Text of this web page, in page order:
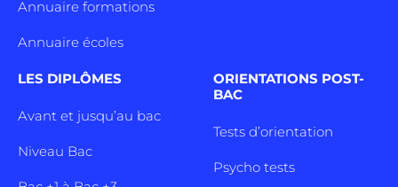
Annuaire formations
Annuaire écoles
LES DIPLÔMES
Avant et jusqu’au bac
Niveau Bac
ORIENTATIONS POST-
BAC
Tests d’orientation
Psycho tests